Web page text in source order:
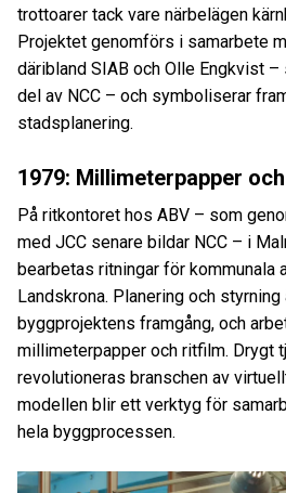
trottoarer tack vare närbelägen
Projektet genomförs i samarbete
däribland SIAB och Olle Engkvist
del av NCC – och symboliserar
stadsplanering.
1979: Millimeterpapper
På ritkontoret hos ABV – som
med JCC senare bildar NCC – i
bearbetas ritningar för kommunala
Landskrona. Planering och
byggprojektens framgång, och
millimeterpapper och ritfilm. Drygt
revolutioneras branschen av
modellen blir ett verktyg för
hela byggprocessen.